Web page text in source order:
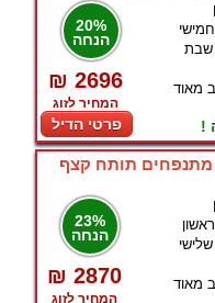
20%
הנחה
₪ 2696
המחיר לזוג
פרטי הדיל
מאוד
תותח קצף
23%
הנחה
₪ 2870
המחיר לזוג
מאוד